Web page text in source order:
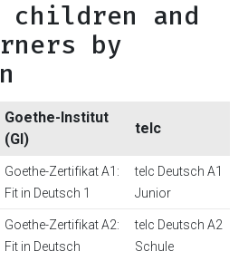
children and
by
Goethe-Institut
(GI)
telc
Goethe-Zertifikat A1:
Fit in Deutsch 1
telc Deutsch A1
Junior
Goethe-Zertifikat A2:
Fit in Deutsch
telc Deutsch A2
Schule